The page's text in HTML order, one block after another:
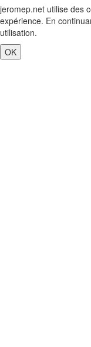
jeromep.net utilise des
expérience. En
utilisation.
OK